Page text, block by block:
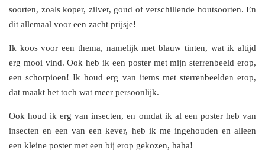
soorten, zoals koper, zilver, goud of verschillende houtsoorten. En
dit allemaal voor een zacht prijsje!
Ik koos voor een thema, namelijk met blauw tinten, wat ik altijd
erg mooi vind. Ook heb ik een poster met mijn sterrenbeeld erop,
een schorpioen! Ik houd erg van items met sterrenbeelden erop,
dat maakt het toch wat meer persoonlijk.
Ook houd ik erg van insecten, en omdat ik al een poster heb van
insecten en een van een kever, heb ik me ingehouden en alleen
een kleine poster met een bij erop gekozen, haha!